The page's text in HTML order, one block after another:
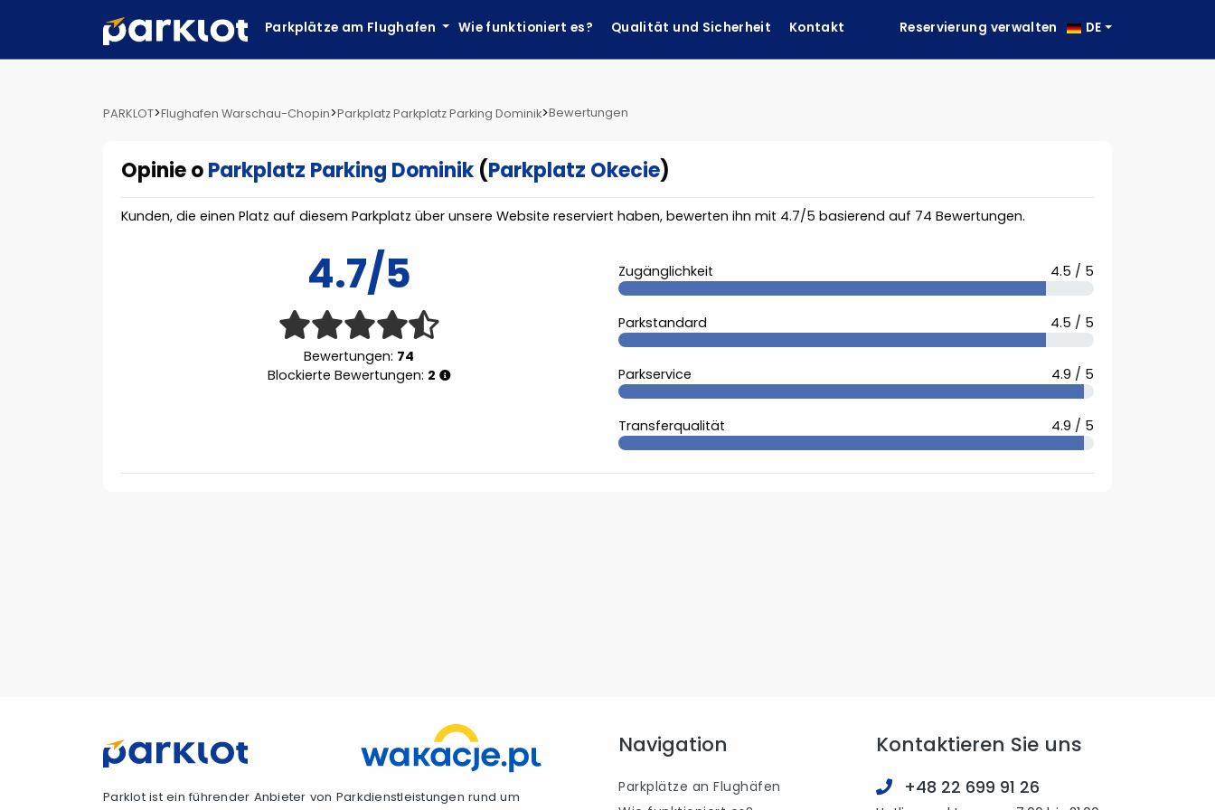
Parkplätze am Flughafen Wie funktioniert es? Qualität und Sicherheit Kontakt Reservierung verwalten DE
PARKLOT>Flughafen Warschau-Chopin>Parkplatz Parkplatz Parking Dominik>Bewertungen
Opinie oParkplatz Parking Dominik (Parkplatz Okecie)
Kunden, die einen Platz auf diesem Parkplatz über unsere Website reserviert haben, bewerten ihn mit 4.7/5 basierend auf 74 Bewertungen.
4.7/5
Bewertungen: 74
Blockierte Bewertungen: 2
Zugänglichkeit 4.5 / 5
Parkstandard 4.5 / 5
Parkservice 4.9 / 5
Transferqualität 4.9 / 5
Parklot ist ein führender Anbieter von Parkdienstleistungen rund um
Navigation
Parkplätze an Flughäfen
Kontaktieren Sie uns
+48 22 699 91 26